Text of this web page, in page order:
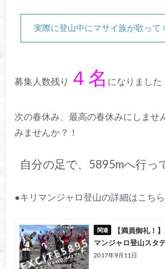
実際に登山中にマサイ族が歌って
募集人数残り ４名 になりました
次の春休み、最高の春休みにしませ
みませんか？！
自分の足で、5895mへ行っ
●キリマンジャロ登山の詳細はこちら
【満員御礼！
マンジャロ登山スタ
2017年9月11日